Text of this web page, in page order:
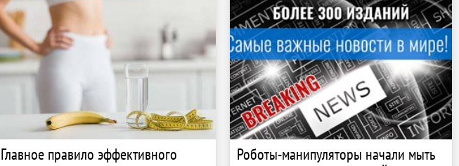
Главное правило эффективного
Роботы-манипуляторы начали мыть